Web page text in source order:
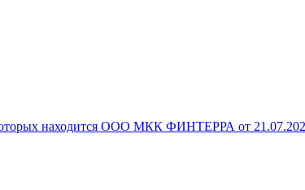
находится ООО МКК ФИНТЕРРА от